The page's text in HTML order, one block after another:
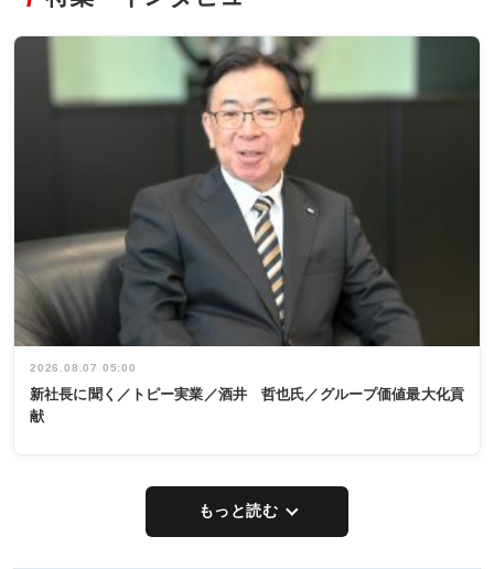
2026.08.07 05:00
新社長に聞く／トピー実業／酒井 哲也氏／グループ価値最大化貢
献
もっと読む